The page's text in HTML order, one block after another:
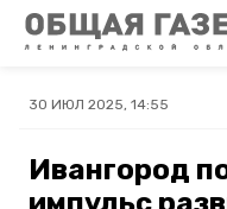
30 ИЮЛ 2025, 14:55
Ивангород